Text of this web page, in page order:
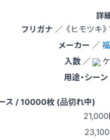
詳
フリガナ ／ 《ヒモツキ
メーカー ／
入数 ／
用途・シーン
ス / 10000枚 (品切れ中)
21,000